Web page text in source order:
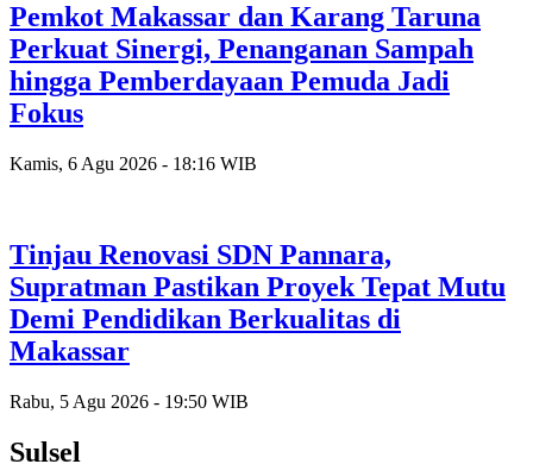
Pemkot Makassar dan Karang Taruna
Perkuat Sinergi, Penanganan Sampah
hingga Pemberdayaan Pemuda Jadi
Fokus
Kamis, 6 Agu 2026 - 18:16 WIB
Tinjau Renovasi SDN Pannara,
Supratman Pastikan Proyek Tepat Mutu
Demi Pendidikan Berkualitas di
Makassar
Rabu, 5 Agu 2026 - 19:50 WIB
Sulsel